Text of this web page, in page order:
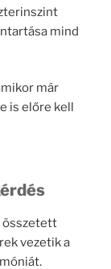
mind
már
is előre kell
összetett
vezetik a